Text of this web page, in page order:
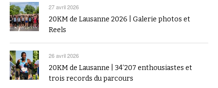
27 avril 2026
20KM de Lausanne 2026 | Galerie photos et
Reels
26 avril 2026
20KM de Lausanne | 34’207 enthousiastes et
trois records du parcours